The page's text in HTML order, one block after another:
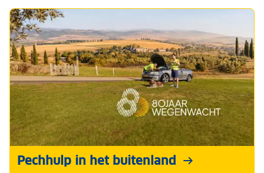
Pechhulp in het buitenland